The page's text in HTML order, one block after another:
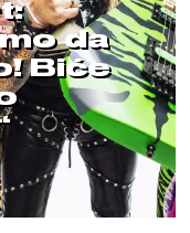
da
Biće